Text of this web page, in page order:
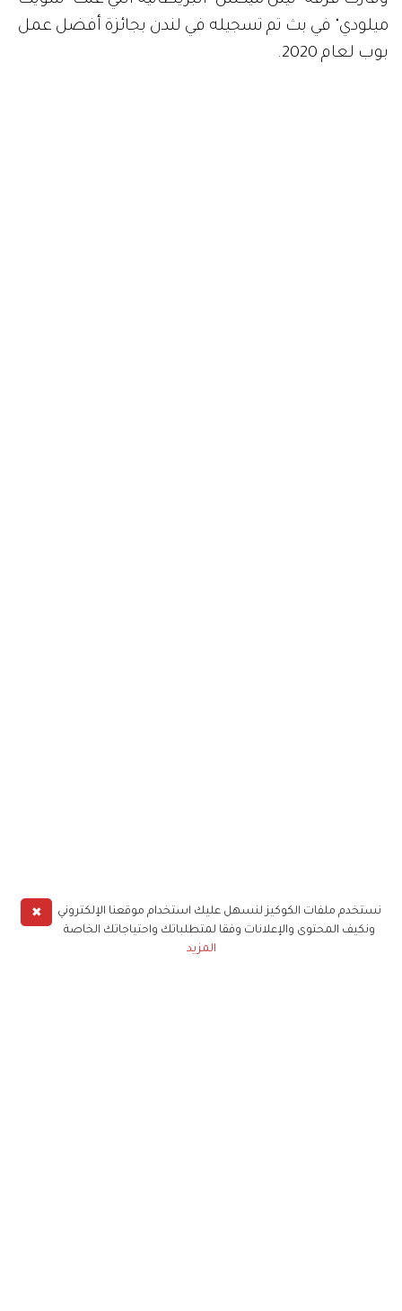
ميلودي" في بث تم تسجيله في لندن بجائزة أفضل عمل
بوب لعام 2020.
✖
نستخدم ملفات الكوكيز لنسهل عليك استخدام موقعنا الإلكتروني
ونكيف المحتوى والإعلانات وفقا لمتطلباتك واحتياجاتك الخاصة
المزيد